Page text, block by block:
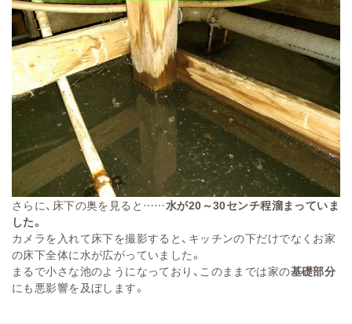
さらに、床下の奥を見ると……水が20～30センチ程溜まっていま
した。
カメラを入れて床下を撮影すると、キッチンの下だけでなくお家
の床下全体に水が広がっていました。
まるで小さな池のようになっており、このままでは家の基礎部分
にも悪影響を及ぼします。